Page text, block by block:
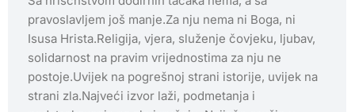
pravoslavljem još manje.Za nju nema ni Boga, ni
Isusa Hrista.Religija, vjera, služenje čovjeku, ljubav,
solidarnost na pravim vrijednostima za nju ne
postoje.Uvijek na pogrešnoj strani istorije, uvijek na
strani zla.Najveći izvor laži, podmetanja i